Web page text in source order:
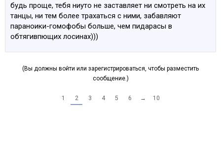
будь проще, тебя ниуто не заставляет ни смотреть на их
танцы, ни тем более трахаться с ними, забавляют
параноики-гомофобы больше, чем пидарасы в
обтягивпющих лосинах)))
(Вы должны войти или зарегистрироваться, чтобы разместить
сообщение.)
1 2 3 4 5 6 → 10